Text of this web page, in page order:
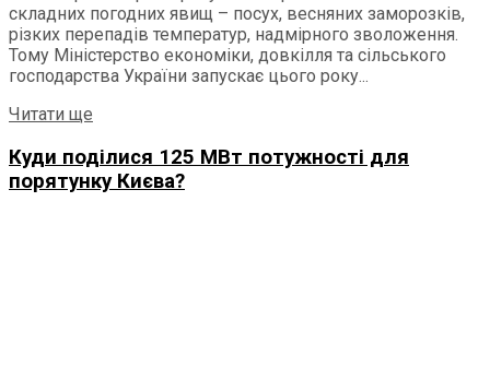
складних погодних явищ – посух, весняних заморозків,
різких перепадів температур, надмірного зволоження.
Тому Міністерство економіки, довкілля та сільського
господарства України запускає цього року...
Читати ще
Куди поділися 125 МВт потужності для
порятунку Києва?